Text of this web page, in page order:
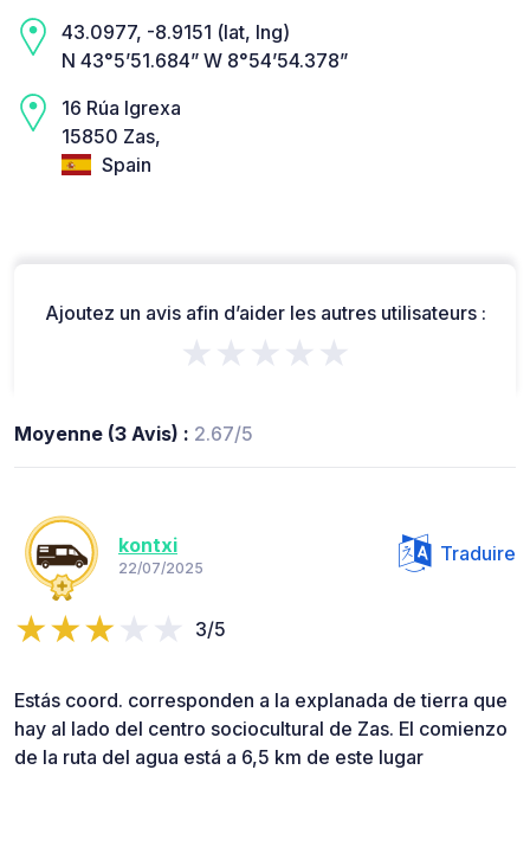
43.0977, -8.9151 (lat, lng)
N 43°5’51.684” W 8°54’54.378”
16 Rúa Igrexa
15850 Zas,
Spain
Ajoutez un avis afin d’aider les autres utilisateurs :
★★★★★
Moyenne (3 Avis) : 2.67/5
kontxi
22/07/2025
Traduire
3/5
Estás coord. corresponden a la explanada de tierra que
hay al lado del centro sociocultural de Zas. El comienzo
de la ruta del agua está a 6,5 km de este lugar